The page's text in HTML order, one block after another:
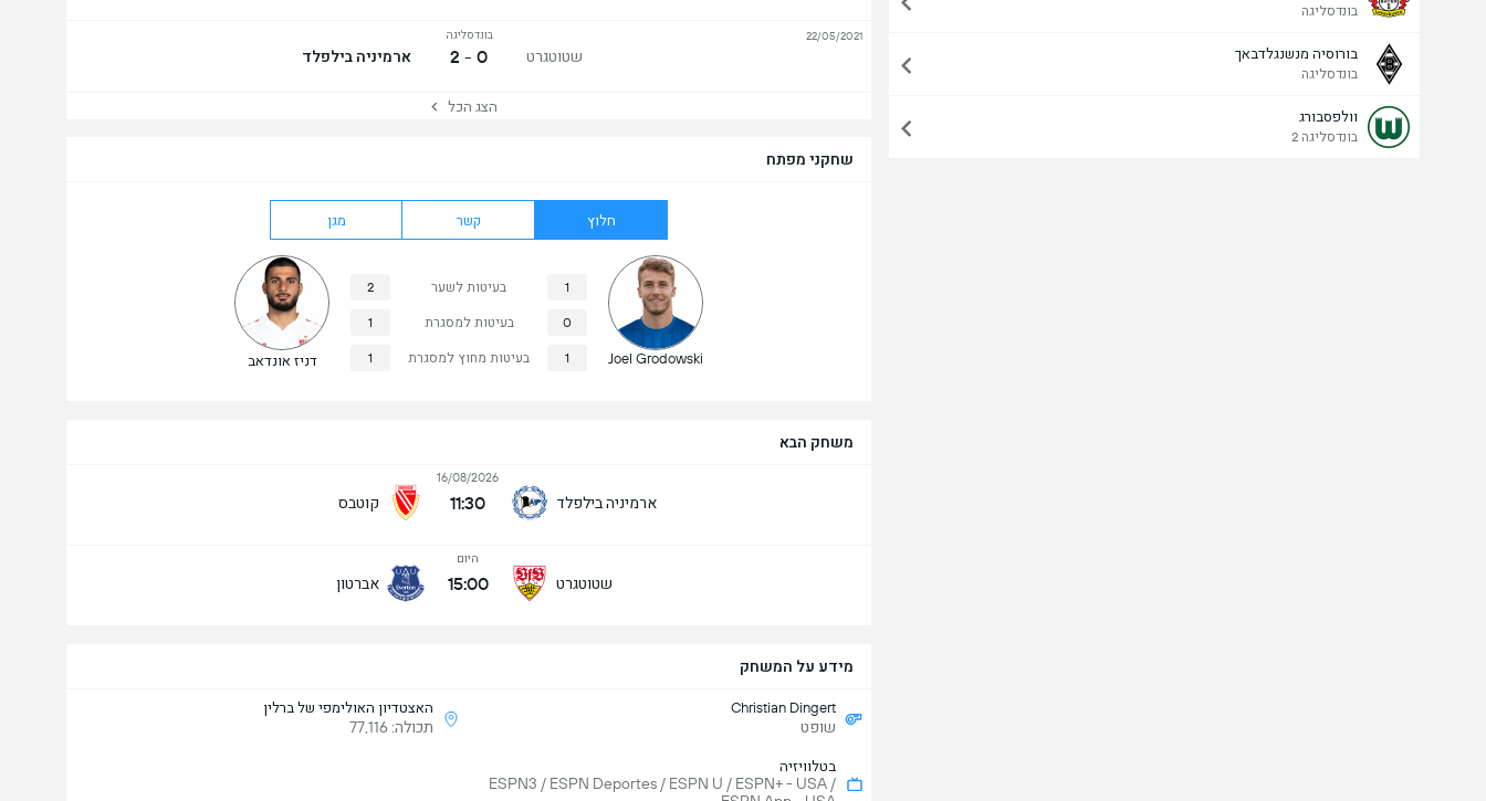
בונדסליגה
בורוסיה מנשנגלדבאך
בונדסליגה
וולפסבורג
בונדסליגה 2
משחק הבא
ארמיניה בילפלד
16/08/2026
11:30 קוטבס
שטוטגרט
היום
15:00 אברטון
שחקני מפתח
חלוץ קשר מגן
Joel Grodowski
1 בעיטות לשער 2
0 בעיטות למסגרת 1
1 בעיטות מחוץ למסגרת 1 דניז אונדאב
מידע על המשחק
Christian Dingert
שופט
האצטדיון האולימפי של ברלין
תכולה: 77,116
בטלוויזיה
ESPN3 / ESPN Deportes / ESPN U / ESPN+ - USA /
שטוטגרט
בונדסליגה
0 - 2 ארמיניה בילפלד
22/05/2021
הצג הכל